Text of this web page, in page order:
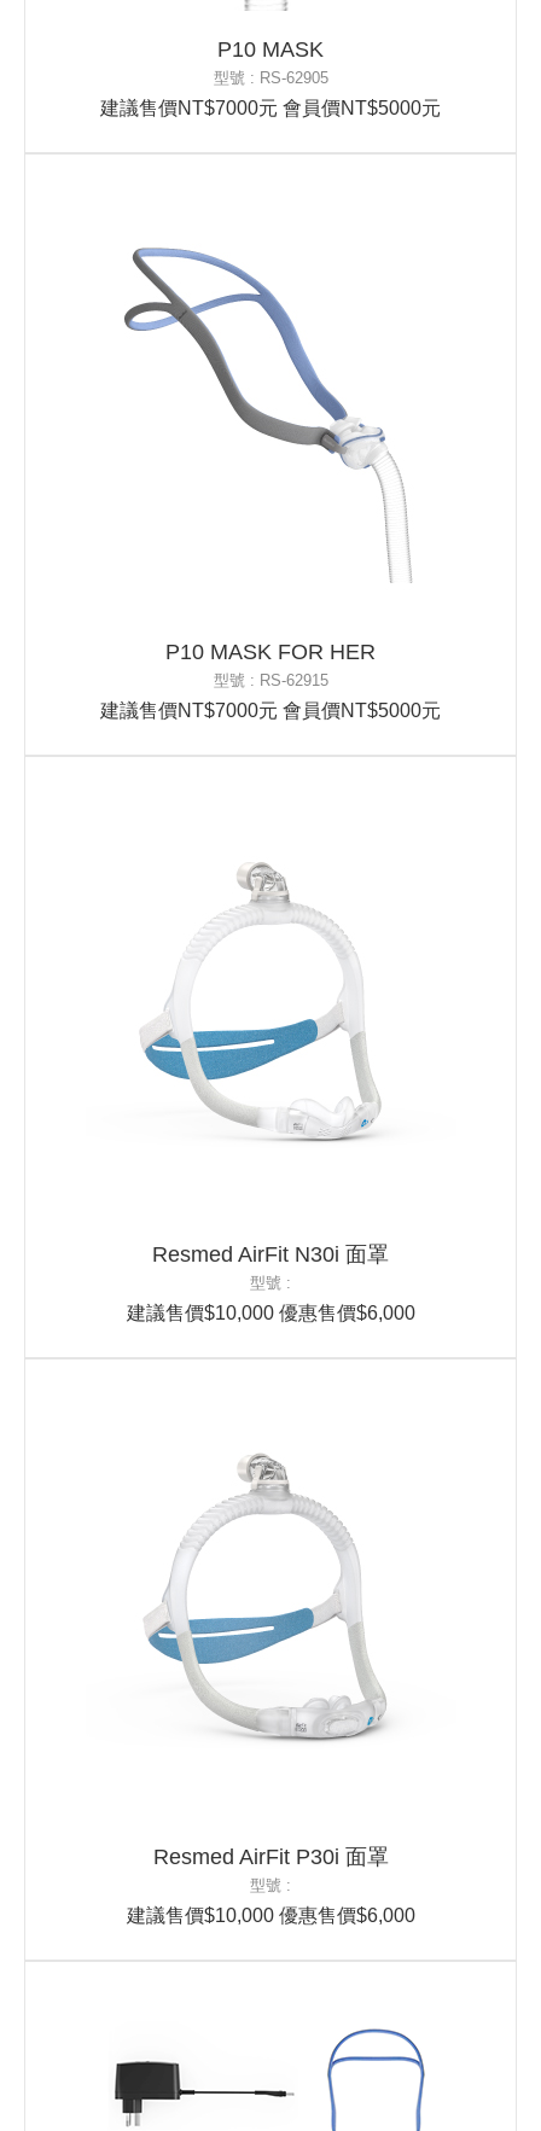
P10 MASK
型號 : RS-62905
建議售價NT$7000元 會員價NT$5000元
P10 MASK FOR HER
型號 : RS-62915
建議售價NT$7000元 會員價NT$5000元
Resmed AirFit N30i 面罩
型號 :
建議售價$10,000 優惠售價$6,000
Resmed AirFit P30i 面罩
型號 :
建議售價$10,000 優惠售價$6,000